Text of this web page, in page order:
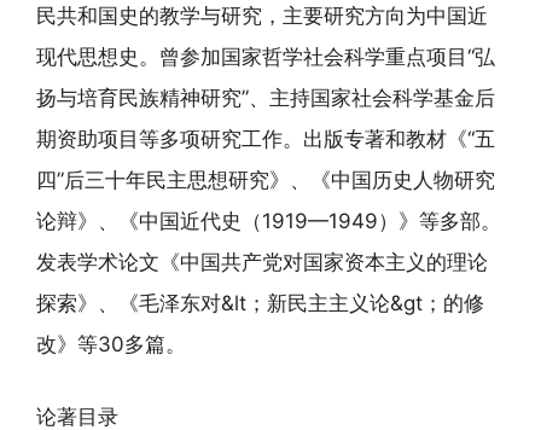
民共和国史的教学与研究，主要研究方向为中国近
现代思想史。曾参加国家哲学社会科学重点项目“弘
扬与培育民族精神研究”、主持国家社会科学基金后
期资助项目等多项研究工作。出版专著和教材《“五
四”后三十年民主思想研究》、《中国历史人物研究
论辩》、《中国近代史（1919—1949）》等多部。
发表学术论文《中国共产党对国家资本主义的理论
探索》、《毛泽东对&lt；新民主主义论&gt；的修
改》等30多篇。
论著目录